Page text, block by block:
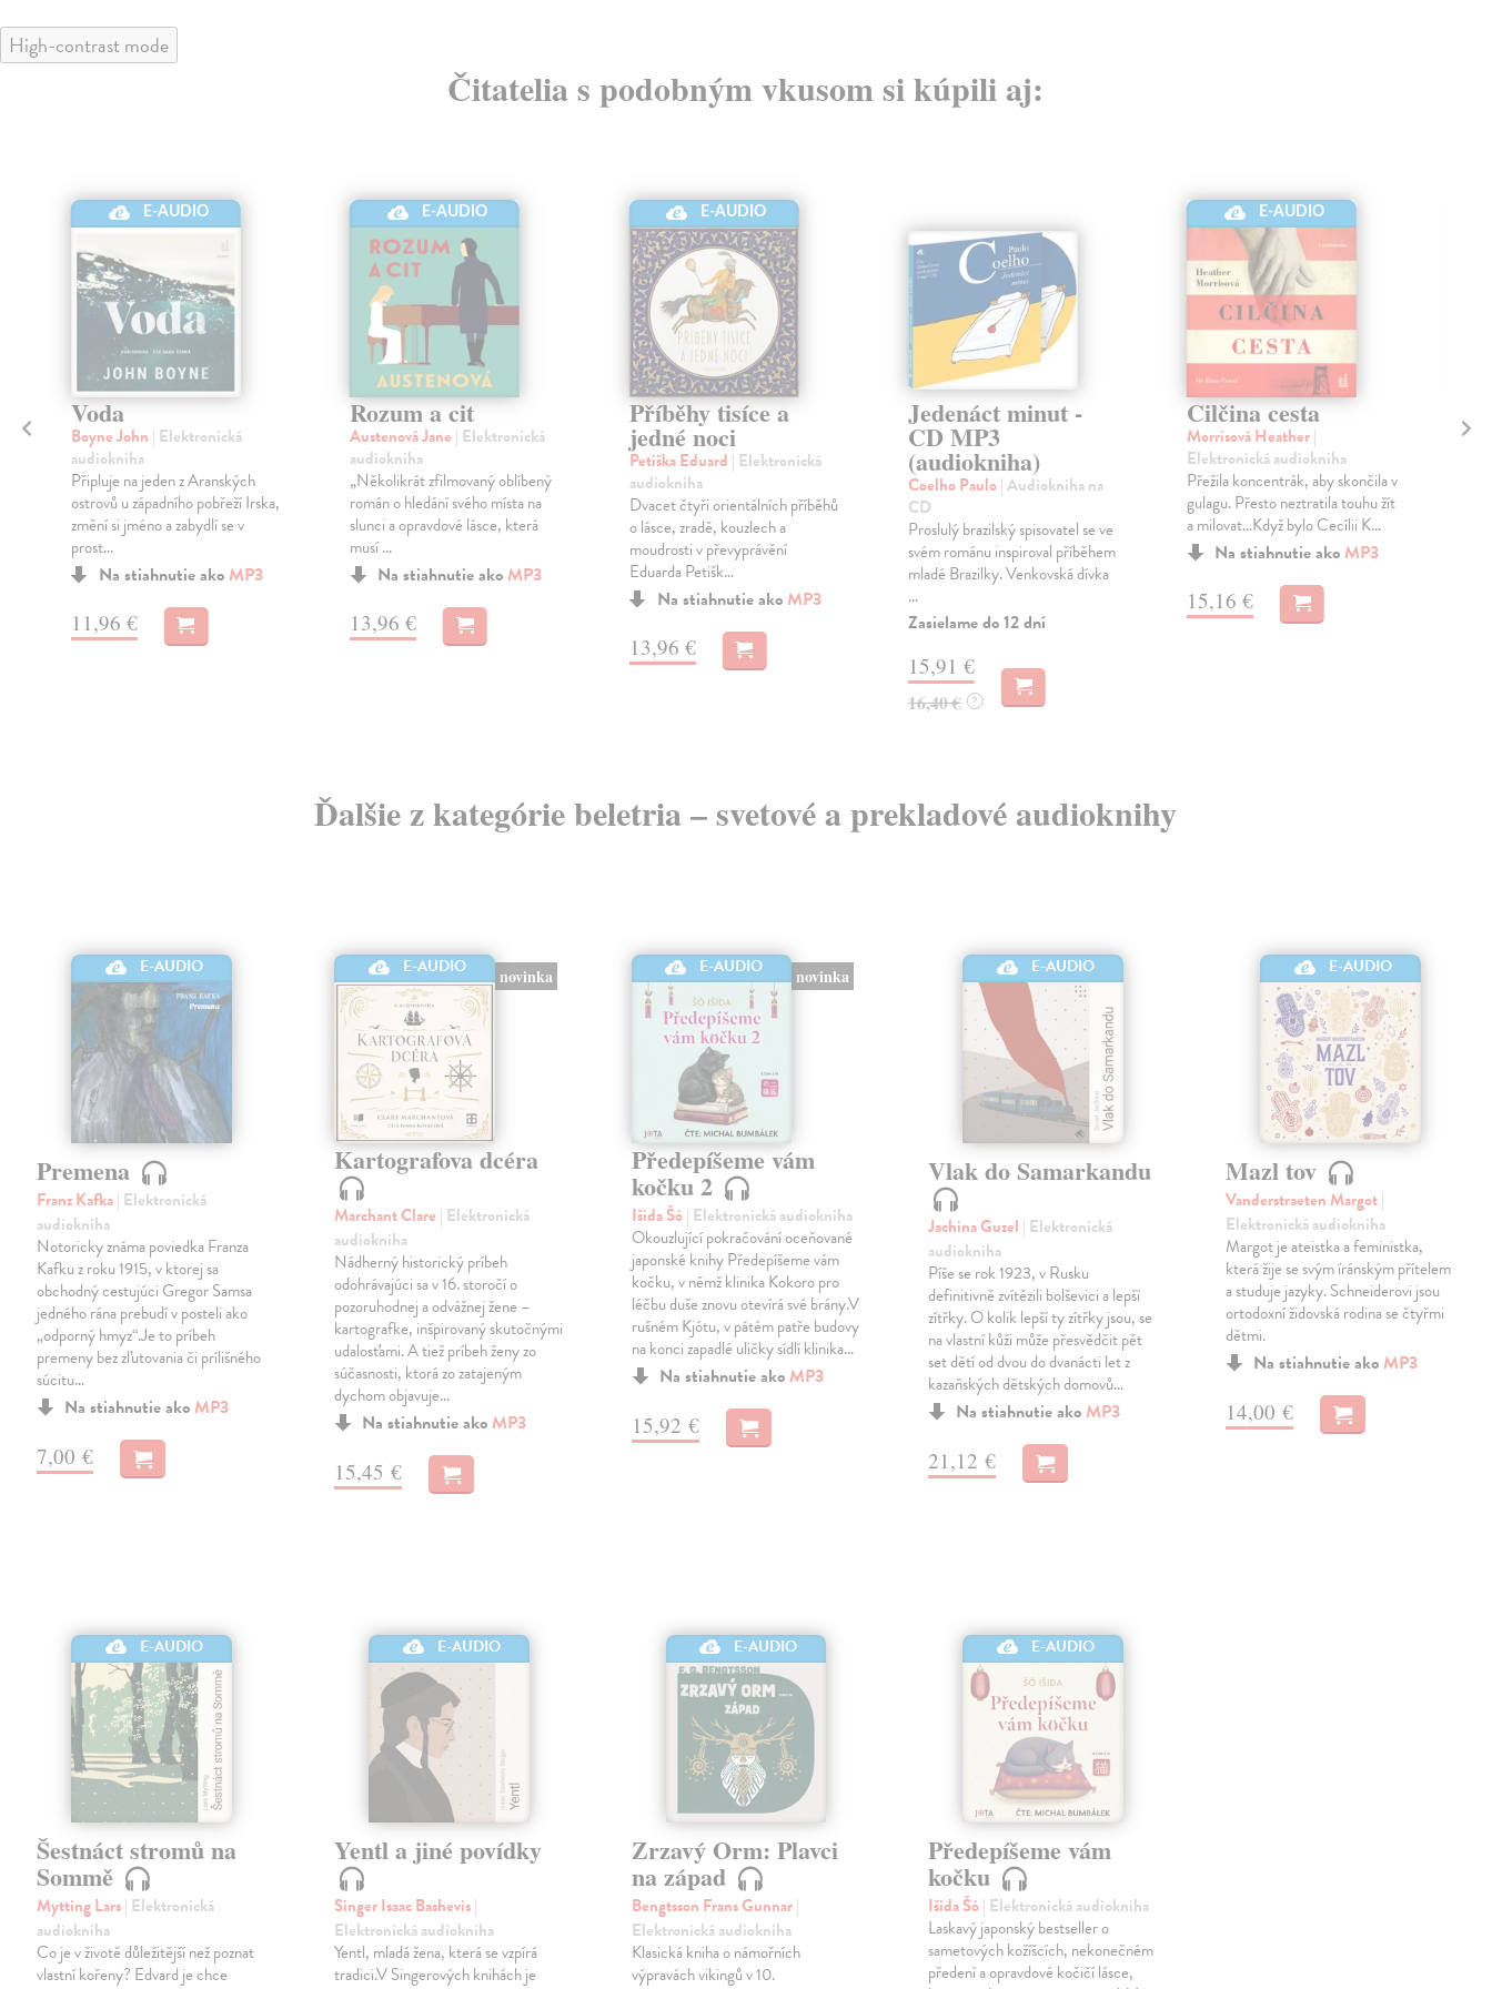
High-contrast mode
Čitatelia s podobným vkusom si kúpili aj:
E-AUDIO
Voda
Boyne John | Elektronická
audiokniha
Připluje na jeden z Aranských
ostrovů u západního pobřeží Irska,
změní si jméno a zabydlí se v
prost...
Na stiahnutie ako MP3
11,96 €
E-AUDIO
Rozum a cit
Austenová Jane | Elektronická
audiokniha
„Několikrát zfilmovaný oblíbený
román o hledání svého místa na
slunci a opravdové lásce, která
musí ...
Na stiahnutie ako MP3
13,96 €
E-AUDIO
Příběhy tisíce a
jedné noci
Petiška Eduard | Elektronická
audiokniha
Dvacet čtyři orientálních příběhů
o lásce, zradě, kouzlech a
moudrosti v převyprávění
Eduarda Petišk...
Na stiahnutie ako MP3
13,96 €
Jedenáct minut -
CD MP3
(audiokniha)
Coelho Paulo| Audiokniha na
CD
Proslulý brazilský spisovatel se ve
svém románu inspiroval příběhem
mladé Brazilky. Venkovská dívka
...
Zasielame do 12 dní
15,91 €
16,40 € ?
E-AUDIO
Cilčina cesta
Morrisová Heather|
Elektronická audiokniha
Přežila koncentrák, aby skončila v
gulagu. Přesto neztratila touhu žít
a milovat…Když bylo Cecílii K...
Na stiahnutie ako MP3
15,16 €
Ďalšie z kategórie beletria – svetové a prekladové audioknihy
E-AUDIO
Premena
Franz Kafka| Elektronická
audiokniha
Notoricky známa poviedka Franza
Kafku z roku 1915, v ktorej sa
obchodný cestujúci Gregor Samsa
jedného rána prebudí v posteli ako
„odporný hmyz“.Je to príbeh
premeny bez zľutovania či prílišného
súcitu…
Na stiahnutie ako MP3
7,00 €
E-AUDIO novinka
Kartografova dcéra
Marchant Clare | Elektronická
audiokniha
Nádherný historický príbeh
odohrávajúci sa v 16. storočí o
pozoruhodnej a odvážnej žene –
kartografke, inšpirovaný skutočnými
udalosťami. A tiež príbeh ženy zo
súčasnosti, ktorá zo zatajeným
dychom objavuje…
Na stiahnutie ako MP3
15,45 €
E-AUDIO novinka
Předepíšeme vám
kočku 2
Išida Šó| Elektronická audiokniha
Okouzlující pokračování oceňované
japonské knihy Předepíšeme vám
kočku, v němž klinika Kokoro pro
léčbu duše znovu otevírá své brány.V
rušném Kjótu, v pátém patře budovy
na konci zapadlé uličky sídlí klinika…
Na stiahnutie ako MP3
15,92 €
E-AUDIO
Vlak do Samarkandu
Jachina Guzel | Elektronická
audiokniha
Píše se rok 1923, v Rusku
definitivně zvítězili bolševici a lepší
zítřky. O kolik lepší ty zítřky jsou, se
na vlastní kůži může přesvědčit pět
set dětí od dvou do dvanácti let z
kazaňských dětských domovů…
Na stiahnutie ako MP3
21,12 €
E-AUDIO
Mazl tov
Vanderstraeten Margot|
Elektronická audiokniha
Margot je ateistka a feministka,
která žije se svým íránským přítelem
a studuje jazyky. Schneiderovi jsou
ortodoxní židovská rodina se čtyřmi
dětmi.
Na stiahnutie ako MP3
14,00 €
E-AUDIO
Šestnáct stromů na
Sommě
Mytting Lars| Elektronická
audiokniha
Co je v životě důležitější než poznat
vlastní kořeny? Edvard je chce
E-AUDIO
Yentl a jiné povídky
Singer Isaac Bashevis|
Elektronická audiokniha
Yentl, mladá žena, která se vzpírá
tradici.V Singerových knihách je
E-AUDIO
Zrzavý Orm: Plavci
na západ
Bengtsson Frans Gunnar|
Elektronická audiokniha
Klasická kniha o námořních
výpravách vikingů v 10.
E-AUDIO
Předepíšeme vám
kočku
Išida Šó| Elektronická audiokniha
Laskavý japonský bestseller o
sametových kožíšcích, nekonečném
předení a opravdové kočičí lásce,